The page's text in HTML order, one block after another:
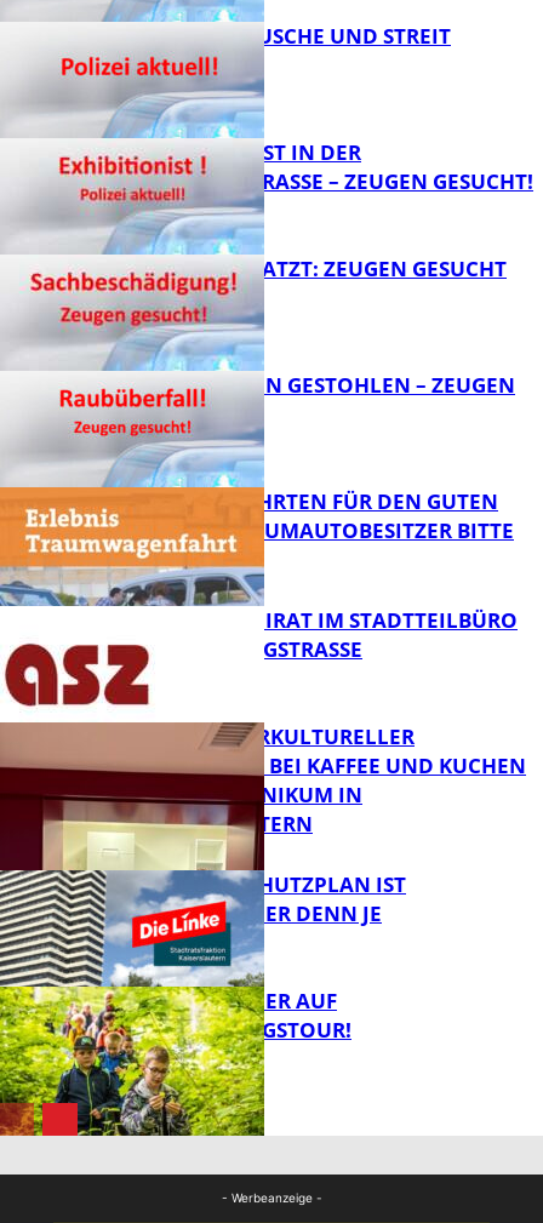
KNALLGERÄUSCHE UND STREIT
EXHIBITIONIST IN DER
VELMANNSTRASSE – ZEUGEN GESUCHT!
AUTO ZERKRATZT: ZEUGEN GESUCHT
FB News
TEURE KETTEN GESTOHLEN – ZEUGEN
GESUCHT!
FB News
SPENDENFAHRTEN FÜR DEN GUTEN
ZWECK – TRAUMAUTOBESITZER BITTE
MELDEN!
FB News
SENIORENBEIRAT IM STADTTEILBÜRO
IN DER KÖNIGSTRASSE
FB Gesundheit
NEUER INTERKULTURELLER
TREFFPUNKT BEI KAFFEE UND KUCHEN
IM PFALZKLINIKUM IN
KAISERSLAUTERN
FB News
EIN HITZESCHUTZPLAN IST
NOTWENDIGER DENN JE
MIT DEM JÄGER AUF
ENTDECKUNGSTOUR!
- Werbeanzeige -